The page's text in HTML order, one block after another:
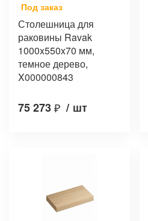
Под заказ
Столешница для
раковины Ravak
1000x550x70 мм,
темное дерево,
X000000843
75 273₽ / шт